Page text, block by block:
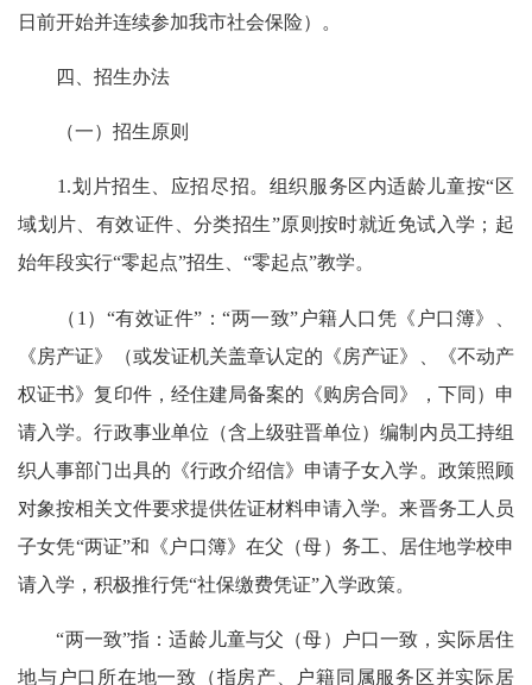
日前开始并连续参加我市社会保险）。
四、招生办法
（一）招生原则
1.划片招生、应招尽招。组织服务区内适龄儿童按“区
域划片、有效证件、分类招生”原则按时就近免试入学；起
始年段实行“零起点”招生、“零起点”教学。
（1）“有效证件”：“两一致”户籍人口凭《户口簿》、
《房产证》（或发证机关盖章认定的《房产证》、《不动产
权证书》复印件，经住建局备案的《购房合同》，下同）申
请入学。行政事业单位（含上级驻晋单位）编制内员工持组
织人事部门出具的《行政介绍信》申请子女入学。政策照顾
对象按相关文件要求提供佐证材料申请入学。来晋务工人员
子女凭“两证”和《户口簿》在父（母）务工、居住地学校申
请入学，积极推行凭“社保缴费凭证”入学政策。
“两一致”指：适龄儿童与父（母）户口一致，实际居住
地与户口所在地一致（指房产、户籍同属服务区并实际居